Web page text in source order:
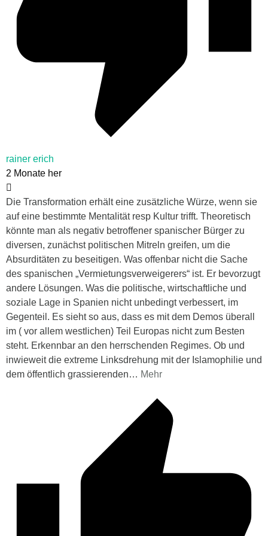
rainer erich
2 Monate her
Die Transformation erhält eine zusätzliche Würze, wenn sie
auf eine bestimmte Mentalität resp Kultur trifft. Theoretisch
könnte man als negativ betroffener spanischer Bürger zu
diversen, zunächst politischen Mitreln greifen, um die
Absurditäten zu beseitigen. Was offenbar nicht die Sache
des spanischen „Vermietungsverweigerers“ ist. Er bevorzugt
andere Lösungen. Was die politische, wirtschaftliche und
soziale Lage in Spanien nicht unbedingt verbessert, im
Gegenteil. Es sieht so aus, dass es mit dem Demos überall
im ( vor allem westlichen) Teil Europas nicht zum Besten
steht. Erkennbar an den herrschenden Regimes. Ob und
inwieweit die extreme Linksdrehung mit der Islamophilie und
dem öffentlich grassierenden… Mehr